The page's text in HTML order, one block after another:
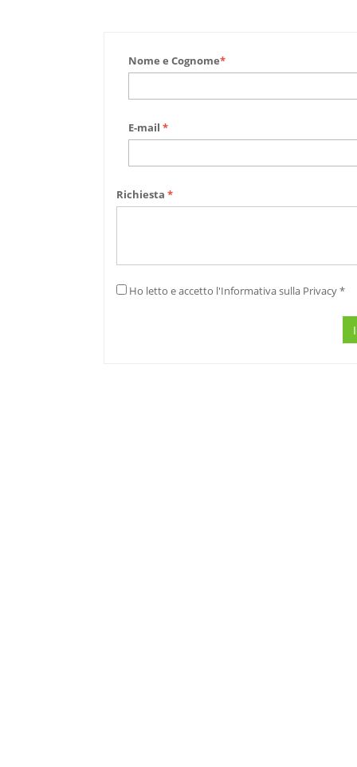
Nome e Cognome*
E-mail *
Richiesta *
Ho letto e accetto l'Informativa sulla Privacy *